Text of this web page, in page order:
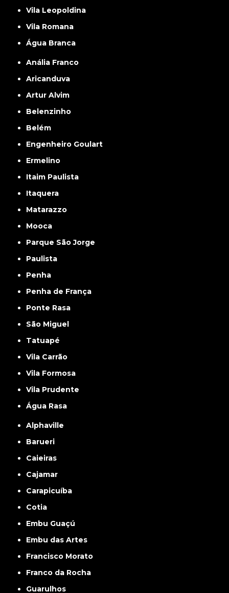
Vila Leopoldina
Vila Romana
Água Branca
Anália Franco
Aricanduva
Artur Alvim
Belenzinho
Belém
Engenheiro Goulart
Ermelino
Itaim Paulista
Itaquera
Matarazzo
Mooca
Parque São Jorge
Paulista
Penha
Penha de França
Ponte Rasa
São Miguel
Tatuapé
Vila Carrão
Vila Formosa
Vila Prudente
Água Rasa
Alphaville
Barueri
Caieiras
Cajamar
Carapicuíba
Cotia
Embu Guaçú
Embu das Artes
Francisco Morato
Franco da Rocha
Guarulhos